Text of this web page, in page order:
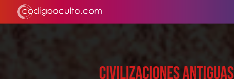
CIVILIZACIONES ANTIGUAS